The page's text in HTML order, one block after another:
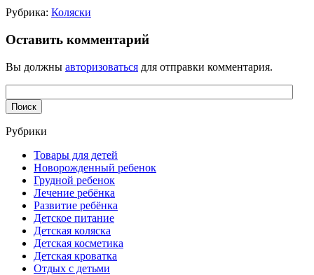
Рубрика: Коляски
Оставить комментарий
Вы должны авторизоваться для отправки комментария.
Рубрики
Товары для детей
Новорожденный ребенок
Грудной ребенок
Лечение ребёнка
Развитие ребёнка
Детское питание
Детская коляска
Детская косметика
Детская кроватка
Отдых с детьми